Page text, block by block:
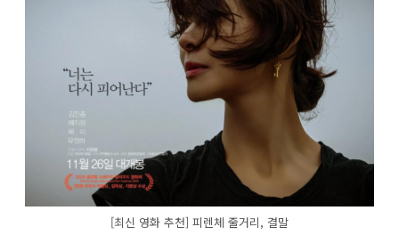
[최신 영화 추천] 피렌체 줄거리, 결말